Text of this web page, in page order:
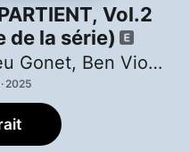
Vol.2
de la série)
Gonet, Ben Violet
2025